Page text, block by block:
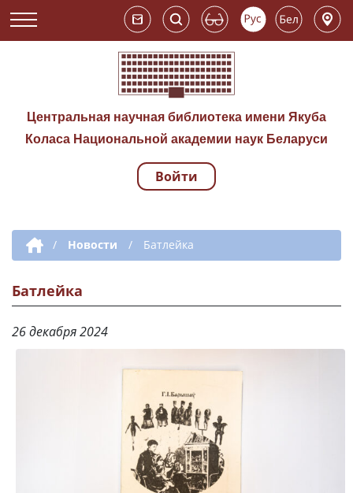
Центральная научная библиотека имени Якуба
Коласа Национальной академии наук Беларуси
Навигация по
Войти
Дополнительная навигация
/ Новости / Батлейка
Батлейка
26 декабря 2024